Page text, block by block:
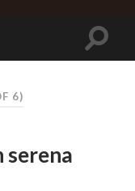
6)
serena